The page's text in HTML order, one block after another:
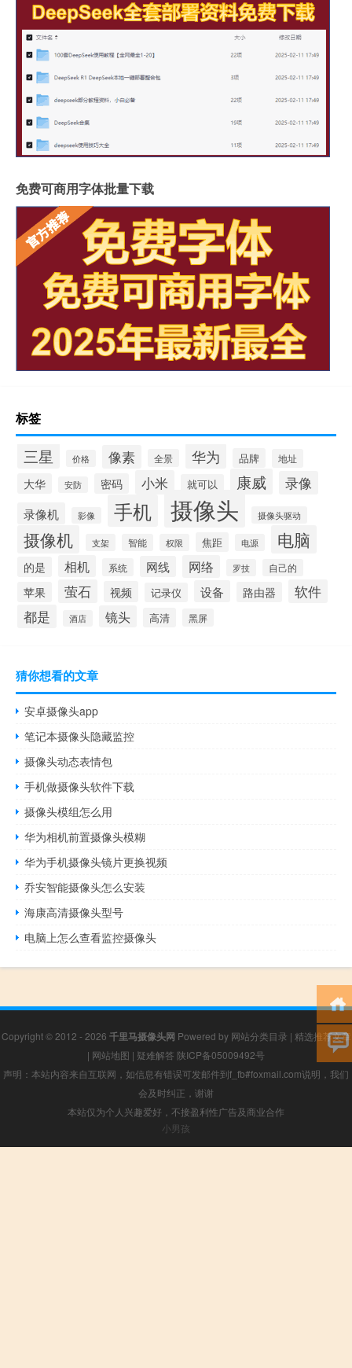
免费可商用字体批量下载
标签
三星 价格 像素 全景 华为 品牌 地址
大华 安防 密码 小米 就可以 康威 录像
录像机 影像 手机 摄像头 摄像头驱动
摄像机 支架 智能 权限 焦距 电源 电脑
的是 相机 系统 网线 网络 罗技 自己的
苹果 萤石 视频 记录仪 设备 路由器
软件
都是
酒店 镜头 高清 黑屏
猜你想看的文章
安卓摄像头app
笔记本摄像头隐藏监控
摄像头动态表情包
手机做摄像头软件下载
摄像头模组怎么用
华为相机前置摄像头模糊
华为手机摄像头镜片更换视频
乔安智能摄像头怎么安装
海康高清摄像头型号
电脑上怎么查看监控摄像头
Copyright © 2012 - 2026 千里马摄像头网 Powered by 网站分类目录 | 精选推荐文章
| 网站地图 | 疑难解答 陕ICP备05009492号
声明：本站内容来自互联网，如信息有错误可发邮件到f_fb#foxmail.com说明，我们
会及时纠正，谢谢
本站仅为个人兴趣爱好，不接盈利性广告及商业合作
小男孩